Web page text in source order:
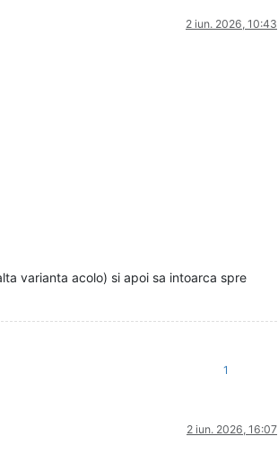
2 iun. 2026, 10:43
varianta acolo) si apoi sa intoarca spre
1
2 iun. 2026, 16:07